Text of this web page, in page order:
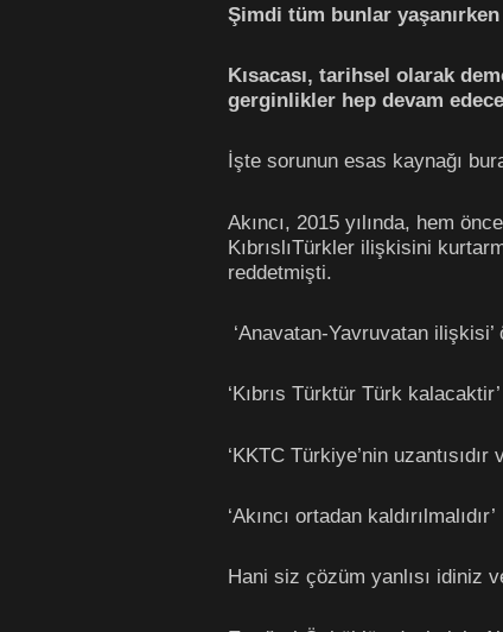
Şimdi tüm bunlar yaşanırken
Kısacası, tarihsel olarak
gerginlikler hep devam
İşte sorunun esas kaynağı
Akıncı, 2015 yılında, hem
KıbrıslıTürkler ilişkisini
reddetmişti.
‘Anavatan-Yavruvatan
‘Kıbrıs Türktür Türk kalacaktir’
‘KKTC Türkiye’nin uzantısıdır
‘Akıncı ortadan kaldırılmalıdır’
Hani siz çözüm yanlısı idiniz